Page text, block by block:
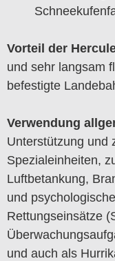
Vorteil der
und sehr langsam
befestigte
Verwendung
Unterstützung und
Spezialeinheiten,
Luftbetankung,
und
Rettungseinsätze
und auch als